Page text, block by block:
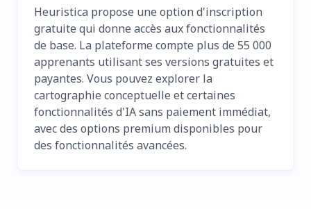
Heuristica propose une option d'inscription
gratuite qui donne accès aux fonctionnalités
de base. La plateforme compte plus de 55 000
apprenants utilisant ses versions gratuites et
payantes. Vous pouvez explorer la
cartographie conceptuelle et certaines
fonctionnalités d'IA sans paiement immédiat,
avec des options premium disponibles pour
des fonctionnalités avancées.